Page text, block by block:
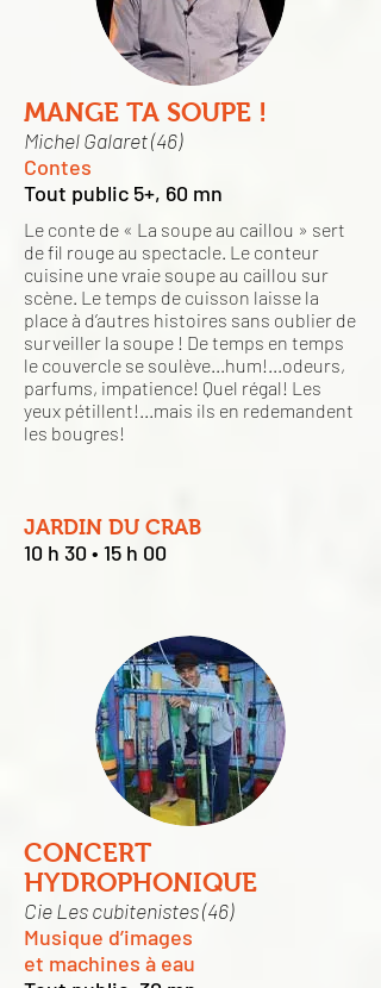
MANGE TA SOUPE !
Michel Galaret (46)
Contes
Tout public 5+, 60 mn
Le conte de « La soupe au caillou » sert
de fil rouge au spectacle. Le conteur
cuisine une vraie soupe au caillou sur
scène. Le temps de cuisson laisse la
place à d’autres histoires sans oublier de
surveiller la soupe ! De temps en temps
le couvercle se soulève...hum!...odeurs,
parfums, impatience! Quel régal! Les
yeux pétillent!...mais ils en redemandent
les bougres!
JARDIN DU CRAB
10 h 30 • 15 h 00
CONCERT
HYDROPHONIQUE
Cie Les cubitenistes (46)
Musique d’images
et machines à eau